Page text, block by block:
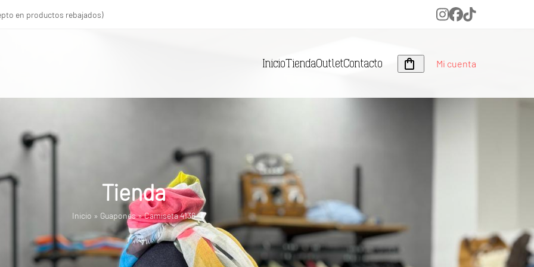
en productos rebajados) Instagram
Facebook
Tiktok
Inicio TiendaOutletContacto Mi cuenta
Tienda
Inicio » Guapones»Camiseta 4136